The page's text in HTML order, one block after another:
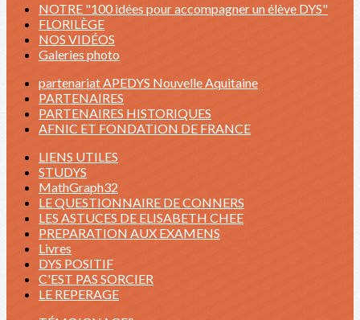
NOTRE "100 idées pour accompagner un élève DYS"
FLORILÈGE
NOS VIDÉOS
Galeries photo
partenariat APEDYS Nouvelle Aquitaine
PARTENAIRES
PARTENAIRES HISTORIQUES
AFNIC ET FONDATION DE FRANCE
LIENS UTILES
STUDYS
MathGraph32
LE QUESTIONNAIRE DE CONNERS
LES ASTUCES DE ELISABETH CHEE
PREPARATION AUX EXAMENS
Livres
DYS POSITIF
C'EST PAS SORCIER
LE REPERAGE